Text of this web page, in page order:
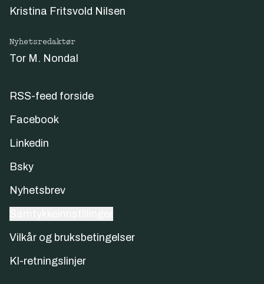
Kristina Fritsvold Nilsen
Nyhetsredaktør
Tor M. Nondal
RSS-feed forside
Facebook
Linkedin
Bsky
Nyhetsbrev
Vilkår og bruksbetingelser
KI-retningslinjer